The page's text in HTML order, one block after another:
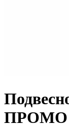
ПРОМО